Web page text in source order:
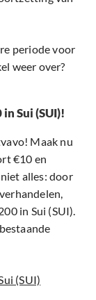
periode voor
weer over?
Sui (SUI)!
Maak nu
€10 en
alles: door
in Sui (SUI).
(SUI)